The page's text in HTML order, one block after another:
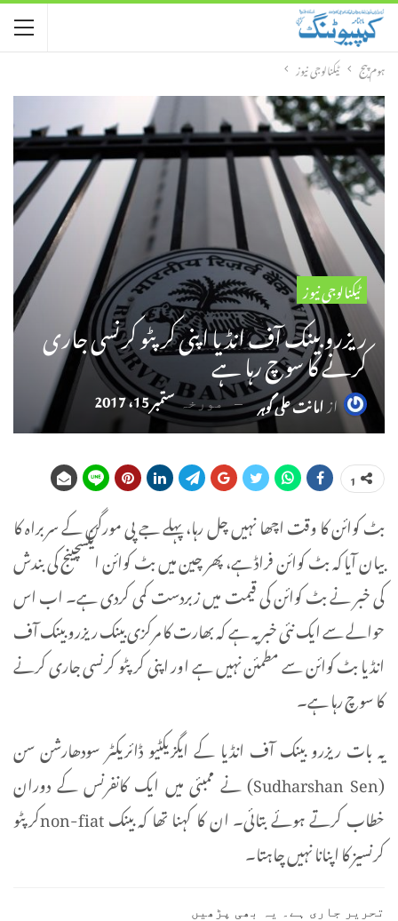
ہوم پیج ٹیکنالوجی نیوز
ٹیکنالوجی نیوز
ریزرو بینک آف انڈیا اپنی کرپٹو کرنسی جاری
کرنے کا سوچ رہا ہے
ازامانت علی گوہر مورخہستمبر 15، 2017
1
بٹ کوائن کا وقت اچھا نہیں چل رہا، پہلے جے پی مورگن کے سربراہ کا
بیان آیا کہ بٹ کوائن فراڈ ہے، پھر چین میں بٹ کوائن ایکسچینج کی بندش
کی خبر نے بٹ کوائن کی قیمت میں زبردست کمی کردی ہے۔ اب اس
حوالے سے ایک نئی خبر یہ ہے کہ بھارت کا مرکزی بینک ریزرو بینک آف
انڈیا بٹ کوائن سے مطمئن نہیں ہے اور اپنی کرپٹو کرنسی جاری کرنے
کا سوچ رہا ہے۔
یہ بات ریزرو بینک آف انڈیا کے ایگزیکٹیو ڈائریکٹر سودھارشن سن
(Sudharshan Sen) نے ممبئی میں ایک کانفرنس کے دوران
خطاب کرتے ہوئے بتائی۔ ان کا کہنا تھا کہ بینک non-fiatکرپٹو
کرنسیز کا اپنانا نہیں چاہتا۔
تحریر جاری ہے۔ یہ بھی پڑھیں